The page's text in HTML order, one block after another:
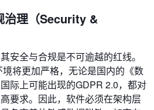
治理（Security &
安全与合规是不可逾越的红线。
将更加严格，无论是国内的《数
际上可能出现的GDPR 2.0，都对
要求。因此，软件必须在架构层